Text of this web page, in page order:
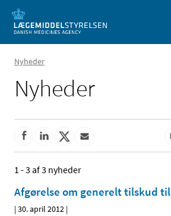
Nyheder
Nyheder
1 - 3 af 3 nyheder
Afgørelse om generelt tilskud
|30. april 2012 |